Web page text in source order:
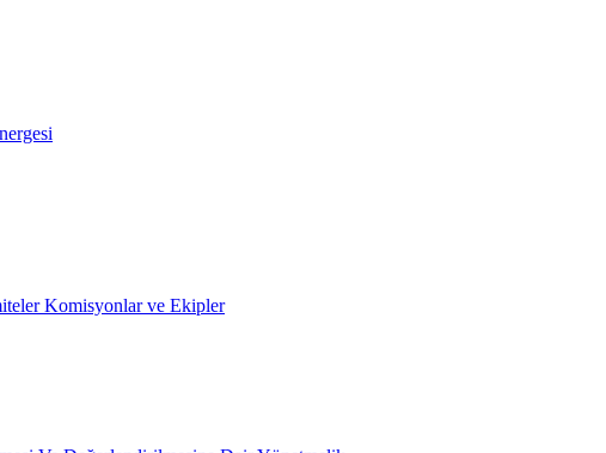
Komisyonlar ve Ekipler